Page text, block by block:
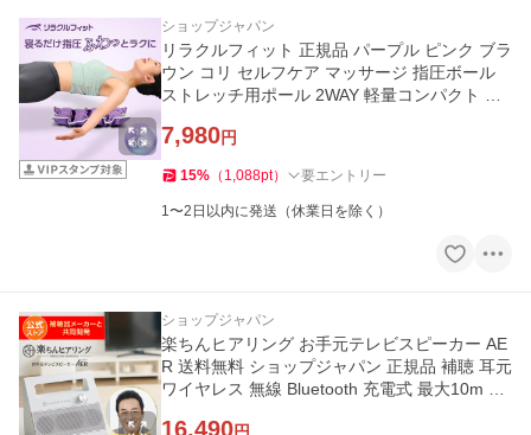
ショップジャパン
リラクルフィット 正規品 パープル ピンク ブラ
ウン コリ セルフケア マッサージ 指圧ボール
ストレッチ用ポール 2WAY 軽量コンパクト 簡
7,980円
15% （ 1,088pt） 要エントリー
1〜2日以内に発送（休業日を除く）
ショップジャパン
楽ちんヒアリング お手元テレビスピーカー AE
R 送料無料 ショップジャパン 正規品 補聴 耳元
ワイヤレス 無線 Bluetooth 充電式 最大10m コ
16,490